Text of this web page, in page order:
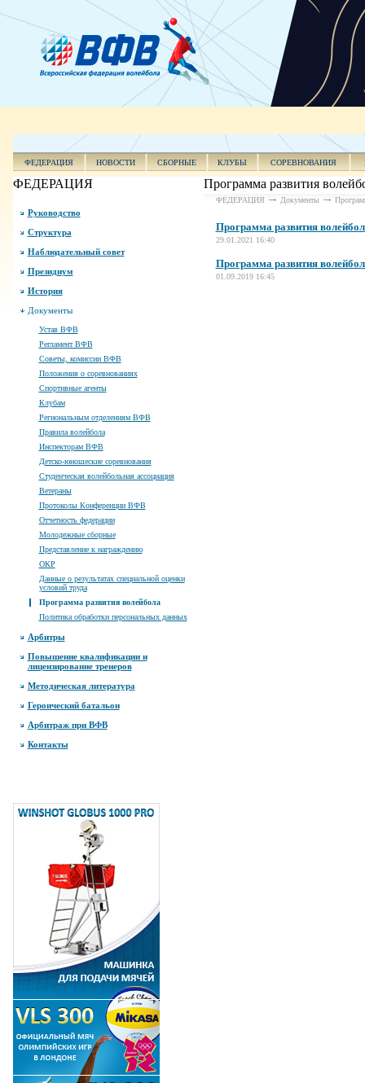
ФЕДЕРАЦИЯ НОВОСТИ СБОРНЫЕ КЛУБЫ СОРЕВНОВАНИЯ
ФЕДЕРАЦИЯ
Руководство
Структура
Наблюдательный совет
Президиум
История
Документы
Устав ВФВ
Регламент ВФВ
Советы, комиссии ВФВ
Положения о соревнованиях
Спортивные агенты
Клубам
Региональным отделениям ВФВ
Правила волейбола
Инспекторам ВФВ
Детско-юношеские соревнования
Студенческая волейбольная ассоциация
Ветераны
Протоколы Конференции ВФВ
Отчетность федерации
Молодежные сборные
Представление к награждению
ОКР
Данные о результатах специальной оценки
условий труда
Программа развития волейбола
Политика обработки персональных данных
Арбитры
Повышение квалификации и
лицензирование тренеров
Методическая литература
Героический батальон
Арбитраж при ВФВ
Контакты
Программа развития
ФЕДЕРАЦИЯ Документы
Программа развития
29.01.2021 16:40
Программа развития
01.09.2019 16:45